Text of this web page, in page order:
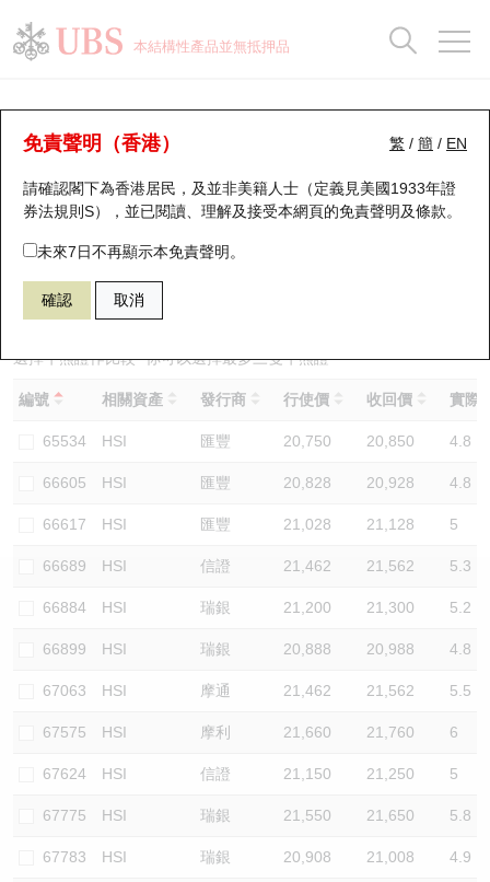
本結構性產品並無抵押品
繁 / 簡 / EN
免責聲明（香港）
請確認閣下為香港居民，及並非美籍人士（定義見美國1933年證
券法規則S），並已閱讀、理解及接受本網頁的免責聲明及條款。
未來7日不再顯示本免責聲明。
確認 取消
牛熊證分析儀
表現 街貨統計 比較
53023 瑞銀牛證 HSI 恒生指數
選擇牛熊證作比較 *你可以選擇最多三隻牛熊證
編號 相關資產 發行商 行使價 收回價 實際
65534 HSI 匯豐 20,750 20,850 4.8
66605 HSI 匯豐 20,828 20,928 4.8
66617 HSI 匯豐 21,028 21,128 5
66689 HSI 信證 21,462 21,562 5.3
66884 HSI 瑞銀 21,200 21,300 5.2
66899 HSI 瑞銀 20,888 20,988 4.8
67063 HSI 摩通 21,462 21,562 5.5
67575 HSI 摩利 21,660 21,760 6
67624 HSI 信證 21,150 21,250 5
67775 HSI 瑞銀 21,550 21,650 5.8
67783 HSI 瑞銀 20,908 21,008 4.9
瑞銀認股證一覽
新發行瑞銀認股證
即將到期認股證
認股證到期結算價查詢
認股證分析儀
認股證速算機
認股證/牛熊證日誌
認股證文件及公告
街貨統計
比較
牛熊全景快搜
牛熊證搜尋
牛熊證街貨分佈圖
正股牛熊證列表
新發行瑞銀牛熊證
已收回牛熊證剩餘價值
牛熊證到期結算價查詢
牛熊證分析儀
牛熊證文件及公告
牛熊證文件及公告 (瑞信)
街貨統計
比較
十大升幅/跌幅
十大認股證成交分佈
十天股證佔大市成交
資金流
街貨統計
三十大平均引伸波幅
正股分析儀
二十大活躍股份
恒指成份股
國指成份股
科指成份股
相關資產沽空
中資ETFs溢價比較
AH 股價對照
ADR
收市競價變化
持股比重
顯示所有持股比重
每月輪證大市專題
輪證專欄
講座及教育短片
認股證投資者教育
牛熊證投資者教育
認股證牛熊證常問問題